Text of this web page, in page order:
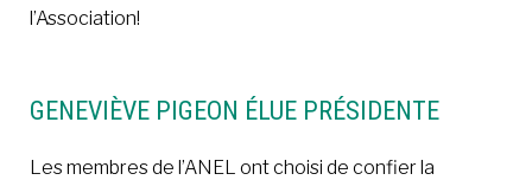
l’Association!
GENEVIÈVE PIGEON ÉLUE PRÉSIDENTE
Les membres de l’ANEL ont choisi de confier la